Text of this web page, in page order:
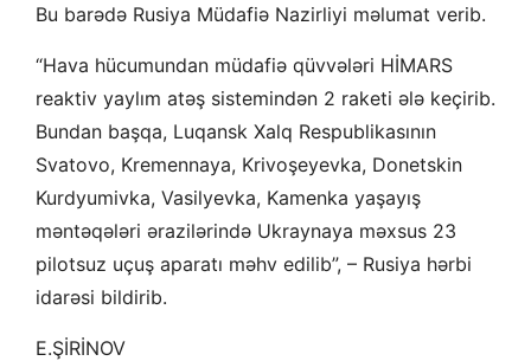
Bu barədə Rusiya Müdafiə Nazirliyi məlumat verib.
“Hava hücumundan müdafiə qüvvələri HİMARS
reaktiv yaylım atəş sistemindən 2 raketi ələ keçirib.
Bundan başqa, Luqansk Xalq Respublikasının
Svatovo, Kremennaya, Krivoşeyevka, Donetskin
Kurdyumivka, Vasilyevka, Kamenka yaşayış
məntəqələri ərazilərində Ukraynaya məxsus 23
pilotsuz uçuş aparatı məhv edilib”, – Rusiya hərbi
idarəsi bildirib.
E.ŞİRİNOV